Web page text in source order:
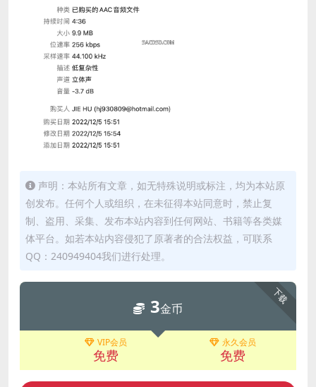
声明：本站所有文章，如无特殊说明或标注，均为本站原
创发布。任何个人或组织，在未征得本站同意时，禁止复
制、盗用、采集、发布本站内容到任何网站、书籍等各类媒
体平台。如若本站内容侵犯了原著者的合法权益，可联系
QQ：240949404我们进行处理。
下载
3金币
VIP会员
免费
永久会员
免费